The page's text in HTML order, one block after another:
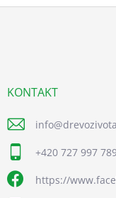
Z
KONTAKT
info@
+420 727 997
https://